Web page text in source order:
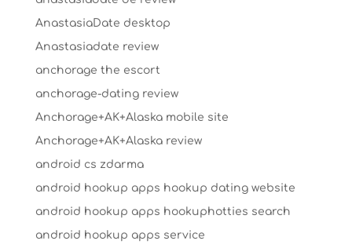
AnastasiaDate desktop
Anastasiadate review
anchorage the escort
anchorage-dating review
Anchorage+AK+Alaska mobile site
Anchorage+AK+Alaska review
android cs zdarma
android hookup apps hookup dating website
android hookup apps hookuphotties search
android hookup apps service